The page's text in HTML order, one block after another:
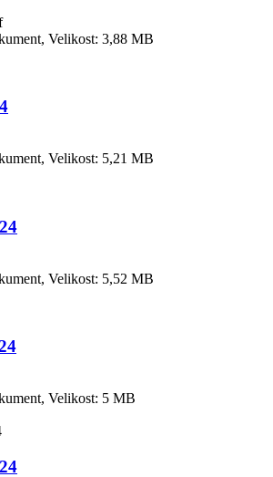
Velikost: 3,88 MB
Velikost: 5,21 MB
Velikost: 5,52 MB
Velikost: 5 MB